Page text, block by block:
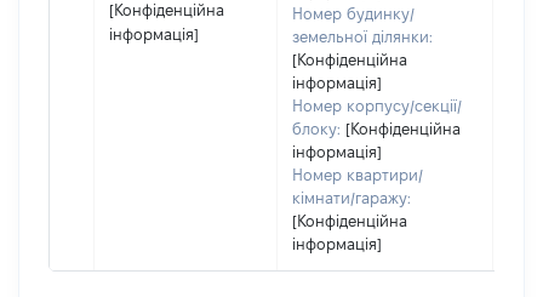
[Конфіденційна
інформація]
Номер будинку/
земельної ділянки:
[Конфіденційна
інформація]
Номер корпусу/секції/
блоку: [Конфіденційна
інформація]
Номер квартири/
кімнати/гаражу:
[Конфіденційна
інформація]